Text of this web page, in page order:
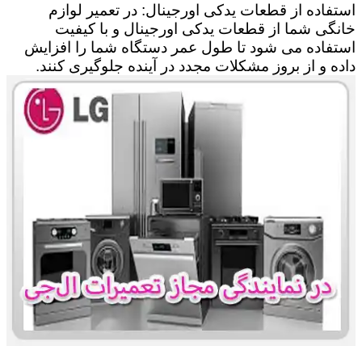
استفاده از قطعات یدکی اورجینال: در تعمیر لوازم
خانگی شما از قطعات یدکی اورجینال و با کیفیت
استفاده می شود تا طول عمر دستگاه شما را افزایش
داده و از بروز مشکلات مجدد در آینده جلوگیری کنند.